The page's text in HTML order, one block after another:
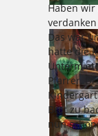
Haben
Das war
hatte die
Pfarrer,
Brot zu
nun